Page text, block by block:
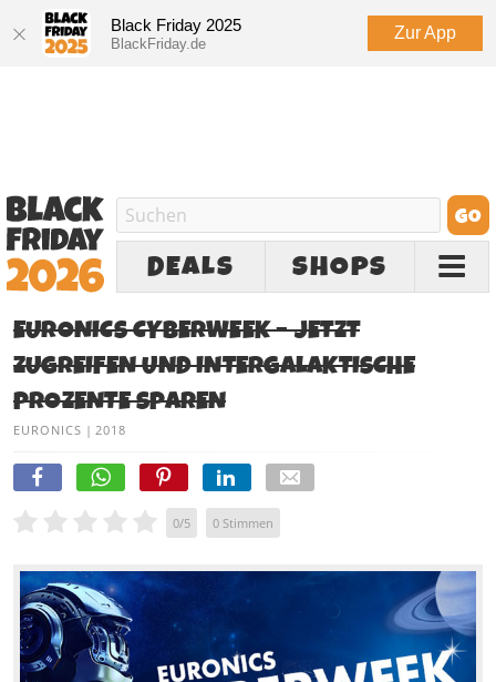
Black Friday 2025
BlackFriday.de
Zur App
DEALS SHOPS
EURONICS CYBERWEEK – JETZT
ZUGREIFEN UND INTERGALAKTISCHE
PROZENTE SPAREN
EURONICS | 2018
0/5 0 Stimmen